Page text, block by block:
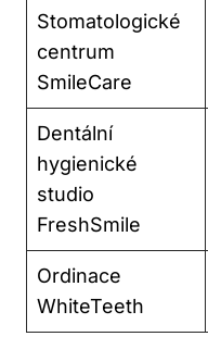
Stomatologické
centrum
SmileCare
Dentální
hygienické
studio
FreshSmile
Ordinace
WhiteTeeth